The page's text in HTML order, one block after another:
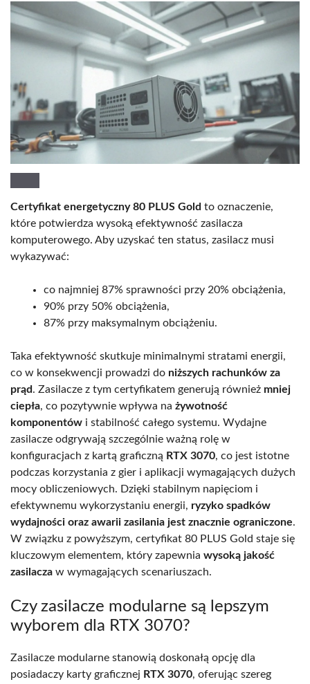
Certyfikat energetyczny 80 PLUS Gold to oznaczenie,
które potwierdza wysoką efektywność zasilacza
komputerowego. Aby uzyskać ten status, zasilacz musi
wykazywać:
co najmniej 87% sprawności przy 20% obciążenia,
90% przy 50% obciążenia,
87% przy maksymalnym obciążeniu.
Taka efektywność skutkuje minimalnymi stratami energii,
co w konsekwencji prowadzi do niższych rachunków za
prąd. Zasilacze z tym certyfikatem generują również mniej
ciepła, co pozytywnie wpływa na żywotność
komponentów i stabilność całego systemu. Wydajne
zasilacze odgrywają szczególnie ważną rolę w
konfiguracjach z kartą graficzną RTX 3070, co jest istotne
podczas korzystania z gier i aplikacji wymagających dużych
mocy obliczeniowych. Dzięki stabilnym napięciom i
efektywnemu wykorzystaniu energii, ryzyko spadków
wydajności oraz awarii zasilania jest znacznie ograniczone.
W związku z powyższym, certyfikat 80 PLUS Gold staje się
kluczowym elementem, który zapewnia wysoką jakość
zasilacza w wymagających scenariuszach.
Czy zasilacze modularne są lepszym
wyborem dla RTX 3070?
Zasilacze modularne stanowią doskonałą opcję dla
posiadaczy karty graficznej RTX 3070, oferując szereg